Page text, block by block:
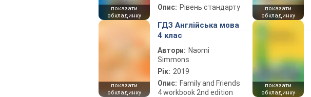
показати
обкладинку
Опис: Рівень стандарту
показати
обкладинку
показати
обкладинку
ГДЗ Англійська мова
4 клас
Автори: Naomi
Simmons
Рік: 2019
Опис: Family and Friends
4 workbook 2nd edition
показати
обкладинку